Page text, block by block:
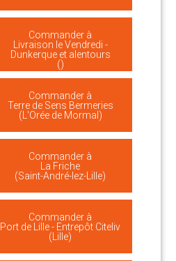
Commander à
Livraison le Vendredi -
Dunkerque et alentours
()
Commander à
Terre de Sens Bermeries
(L'Orée de Mormal)
Commander à
La Friche
(Saint-André-lez-Lille)
Commander à
Port de Lille - Entrepôt Citeliv
(Lille)